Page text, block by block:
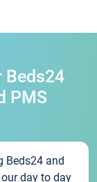
Beds24
PMS
Beds24 and
day to day